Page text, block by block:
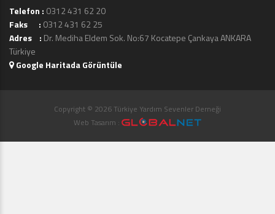
Telefon : 0312 431 62 20
Faks : 0312 431 62 25
Adres : Dr. Mediha Eldem Sok. No:67 Kocatepe Çankaya ANKARA
Türkiye
Google Haritada Görüntüle
Copyright © 2026 Türkiye Yardım Sevenler Derneği
Web Tasarım :